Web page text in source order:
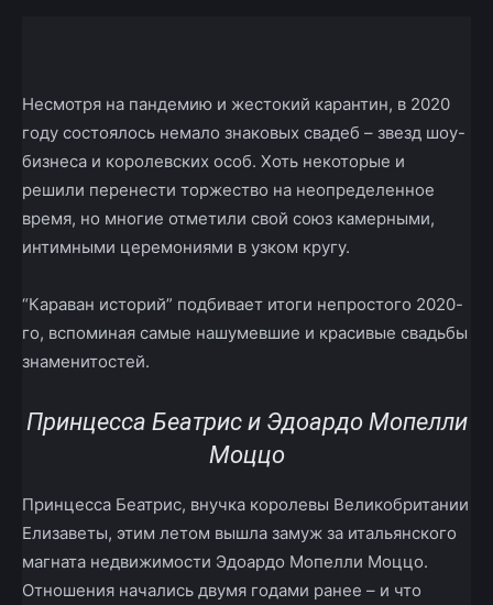
Несмотря на пандемию и жестокий карантин, в 2020
году состоялось немало знаковых свадеб – звезд шоу-
бизнеса и королевских особ. Хоть некоторые и
решили перенести торжество на неопределенное
время, но многие отметили свой союз камерными,
интимными церемониями в узком кругу.
“Караван историй” подбивает итоги непростого 2020-
го, вспоминая самые нашумевшие и красивые свадьбы
знаменитостей.
Принцесса Беатрис и Эдоардо Мопелли
Моццо
Принцесса Беатрис, внучка королевы Великобритании
Елизаветы, этим летом вышла замуж за итальянского
магната недвижимости Эдоардо Мопелли Моццо.
Отношения начались двумя годами ранее – и что